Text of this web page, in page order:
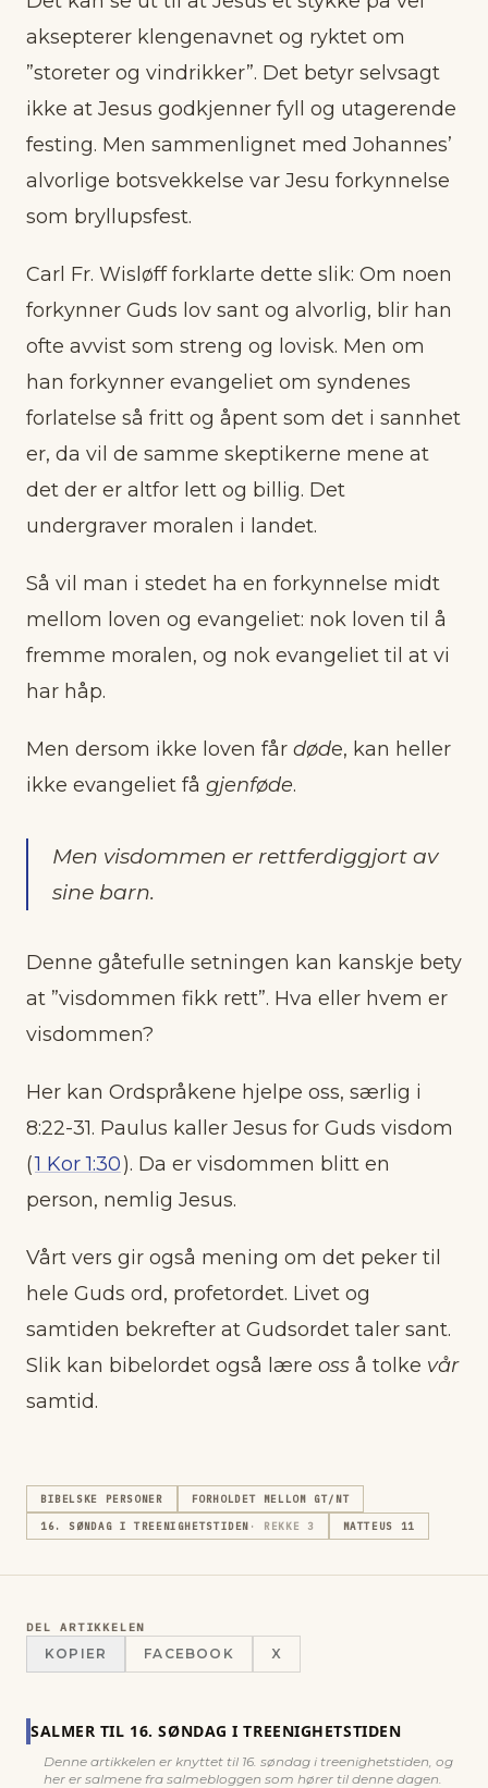
aksepterer klengenavnet og ryktet om
”storeter og vindrikker”. Det betyr selvsagt
ikke at Jesus godkjenner fyll og utagerende
festing. Men sammenlignet med Johannes’
alvorlige botsvekkelse var Jesu forkynnelse
som bryllupsfest.
Carl Fr. Wisløff forklarte dette slik: Om noen
forkynner Guds lov sant og alvorlig, blir han
ofte avvist som streng og lovisk. Men om
han forkynner evangeliet om syndenes
forlatelse så fritt og åpent som det i sannhet
er, da vil de samme skeptikerne mene at
det der er altfor lett og billig. Det
undergraver moralen i landet.
Så vil man i stedet ha en forkynnelse midt
mellom loven og evangeliet: nok loven til å
fremme moralen, og nok evangeliet til at vi
har håp.
Men dersom ikke loven får døde, kan heller
ikke evangeliet få gjenføde.
Men visdommen er rettferdiggjort av
sine barn.
Denne gåtefulle setningen kan kanskje bety
at ”visdommen fikk rett”. Hva eller hvem er
visdommen?
Her kan Ordspråkene hjelpe oss, særlig i
8:22-31. Paulus kaller Jesus for Guds visdom
(1 Kor 1:30). Da er visdommen blitt en
person, nemlig Jesus.
Vårt vers gir også mening om det peker til
hele Guds ord, profetordet. Livet og
samtiden bekrefter at Gudsordet taler sant.
Slik kan bibelordet også lære oss å tolke vår
samtid.
BIBELSKE PERSONER FORHOLDET MELLOM GT/NT
16. SØNDAG I TREENIGHETSTIDEN · REKKE 3 MATTEUS 11
DEL ARTIKKELEN
KOPIER FACEBOOK X
SALMER TIL 16. SØNDAG I TREENIGHETSTIDEN
Denne artikkelen er knyttet til 16. søndag i treenighetstiden , og
her er salmene fra salmebloggen som hører til denne dagen.